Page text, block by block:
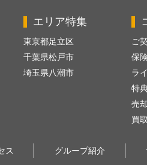
エリア特集
東京都足立区
千葉県松戸市
埼玉県八潮市
ご
保
ラ
特
売却
買取
ス グループ紹介